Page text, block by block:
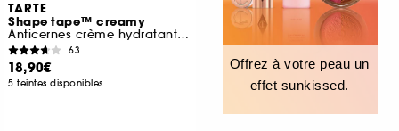
TARTE
Shape tape™ creamy
Anticernes crème hydratant haute couvrance (format voyage)
63
18,90€
5 teintes disponibles
Offrez à votre peau un
effet sunkissed.